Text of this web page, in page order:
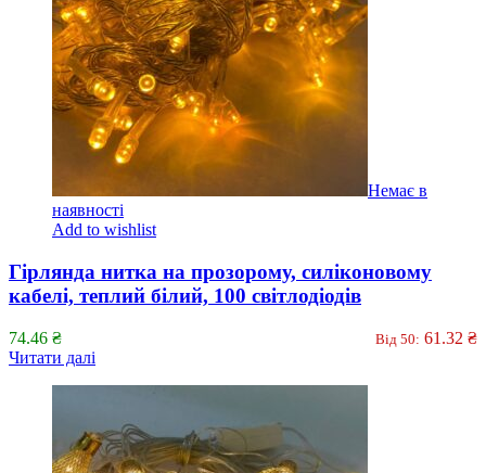
Немає в
наявності
Add to wishlist
Гірлянда нитка на прозорому, силіконовому
кабелі, теплий білий, 100 світлодіодів
74.46 ₴ Від 50: 61.32 ₴
Читати далі